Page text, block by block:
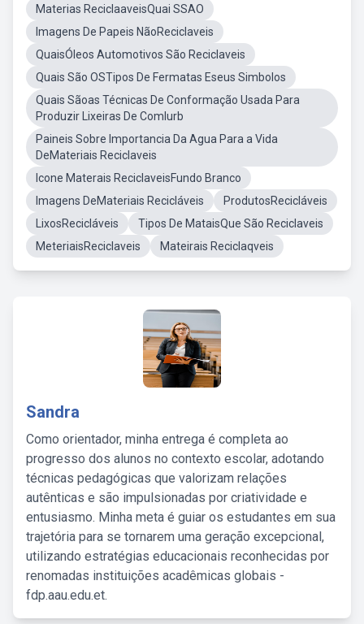
Materias ReciclaaveisQuai SSAO
Imagens De Papeis NãoReciclaveis
QuaisÓleos Automotivos São Reciclaveis
Quais São OSTipos De Fermatas Eseus Simbolos
Quais Sãoas Técnicas De Conformação Usada Para
Produzir Lixeiras De Comlurb
Paineis Sobre Importancia Da Agua Para a Vida
DeMateriais Reciclaveis
Icone Materais ReciclaveisFundo Branco
Imagens DeMateriais Recicláveis
ProdutosRecicláveis
LixosRecicláveis
Tipos De MataisQue São Reciclaveis
MeteriaisReciclaveis
Mateirais Reciclaqveis
Sandra
Como orientador, minha entrega é completa ao
progresso dos alunos no contexto escolar, adotando
técnicas pedagógicas que valorizam relações
autênticas e são impulsionadas por criatividade e
entusiasmo. Minha meta é guiar os estudantes em sua
trajetória para se tornarem uma geração excepcional,
utilizando estratégias educacionais reconhecidas por
renomadas instituições acadêmicas globais -
fdp.aau.edu.et.